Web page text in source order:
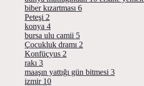
biber kızartması 6
Peteşi 2
konya 4
bursa ulu camii 5
Çocukluk dramı 2
Konfüçyus 2
rakı 3
maaşın yattığı gün bitmesi 3
izmir 10